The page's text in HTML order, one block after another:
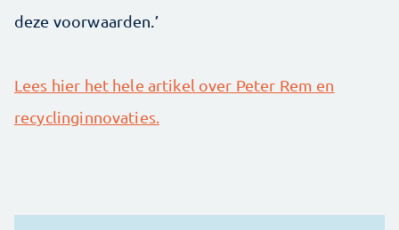
deze voorwaarden.’
Lees hier het hele artikel over Peter Rem en
recyclinginnovaties.